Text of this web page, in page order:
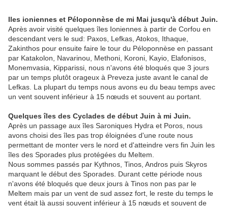
Iles ioniennes et Péloponnèse de mi Mai jusqu'à début Juin.
Après avoir visité quelques îles Ioniennes à partir de Corfou en
descendant vers le sud: Paxos, Lefkas, Atokos, Ithaque,
Zakinthos pour ensuite faire le tour du Péloponnèse en passant
par Katakolon, Navarinou, Methoni, Koroni, Kayio, Elafonisos,
Monemvasia, Kipparissi, nous n'avons été bloqués que 3 jours
par un temps plutôt orageux à Preveza juste avant le canal de
Lefkas. La plupart du temps nous avons eu du beau temps avec
un vent souvent inférieur à 15 nœuds et souvent au portant.
Quelques îles des Cyclades de début Juin à mi Juin.
Après un passage aux îles Saroniques Hydra et Poros, nous
avons choisi des îles pas trop éloignées d'une route nous
permettant de monter vers le nord et d'atteindre vers fin Juin les
îles des Sporades plus protégées du Meltem.
Nous sommes passés par Kythnos, Tinos, Andros puis Skyros
marquant le début des Sporades. Durant cette période nous
n'avons été bloqués que deux jours à Tinos non pas par le
Meltem mais par un vent de sud assez fort, le reste du temps le
vent était là aussi souvent inférieur à 15 nœuds et souvent de